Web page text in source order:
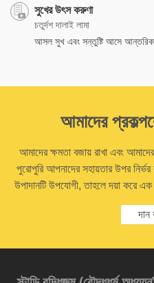
সুখের উৎস করুণা
চতুর্দশ দালাই লামা
আসল সুখ এবং সন্তুষ্টি আসে
আমাদের
আমাদের ক্ষমতা বজায় রাখা এবং
পুরোপুরি আপনাদের সহায়তার উপর
উপাদানটি উপযোগী, তাহলে দয়া করে এক